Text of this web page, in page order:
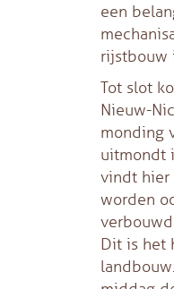
een
rijstbouw
Tot slot
Nieuw-
monding
uitmondt
vindt hier
worden
Dit is het